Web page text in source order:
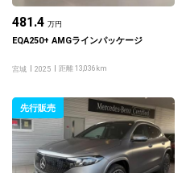
481.4 万円
EQA250+ AMGラインパッケージ
宮城 2025 距離 13,036km
先行販売